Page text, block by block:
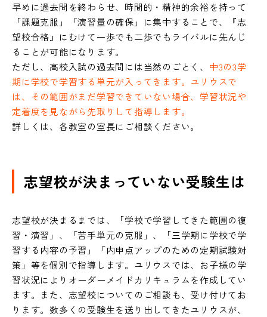
早めに過去問を終わらせ、時間的・精神的余裕を持って
「課題克服」「演習量の確保」に集中することで、『志
望校合格』にむけて一歩でも二歩でもライバルに先んじ
ることが可能になります。
ただし、高校入試の過去問には当然のごとく、 中3の3学
期に学校で学習する単元が入ってきます。ユリウスで
は、その範囲がまだ学習できていない場合、学習状況や
定着度を見ながら先取りして指導します。
詳しくは、各教室の室長にご相談ください。
志望校が決まっていない受験生は
志望校が決まるまでは、「学校で学習してきた範囲の復
習・演習」、「苦手単元の克服」、「三学期に学校で学
習する内容の予習」「内申点アップのための定期試験対
策」等を個別で指導します。ユリウスでは、お子様の学
習状況によりオーダーメイドカリキュラムを作成してい
ます。また、志望校についてのご相談も、受け付けてお
ります。数多くの受験生を送り出してきたユリウスが、